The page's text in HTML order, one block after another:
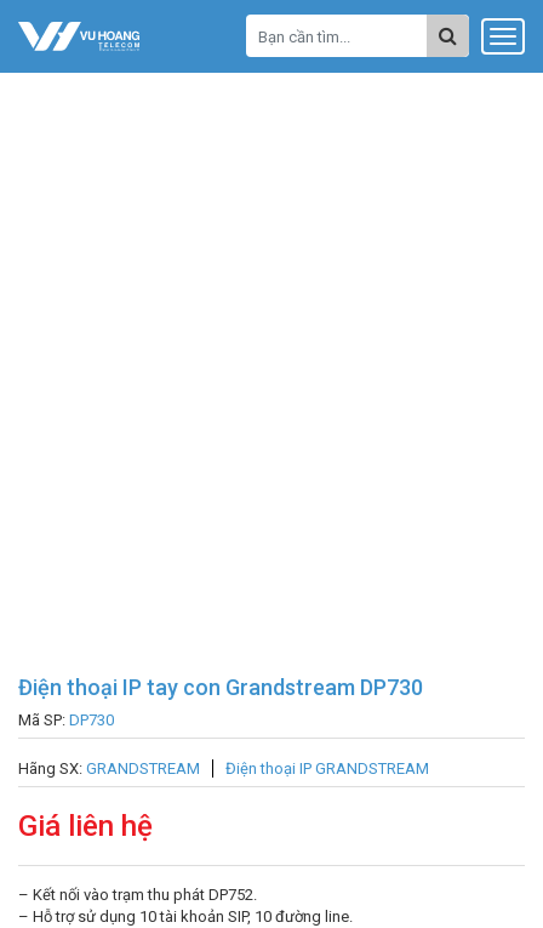
Điện thoại IP tay con Grandstream DP730
Mã SP: DP730
Hãng SX: GRANDSTREAM Điện thoại IP GRANDSTREAM
Giá liên hệ
– Kết nối vào trạm thu phát DP752.
– Hỗ trợ sử dụng 10 tài khoản SIP, 10 đường line.